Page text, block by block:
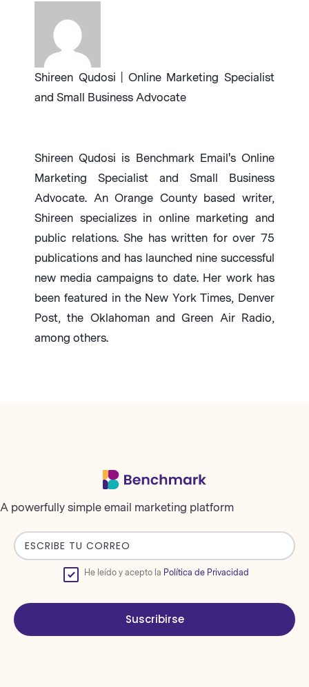
Shireen Qudosi | Online Marketing Specialist
and Small Business Advocate
Shireen Qudosi is Benchmark Email's Online
Marketing Specialist and Small Business
Advocate. An Orange County based writer,
Shireen specializes in online marketing and
public relations. She has written for over 75
publications and has launched nine successful
new media campaigns to date. Her work has
been featured in the New York Times, Denver
Post, the Oklahoman and Green Air Radio,
among others.
A powerfully simple email marketing platform
He leído y acepto la Política de Privacidad
Suscribirse